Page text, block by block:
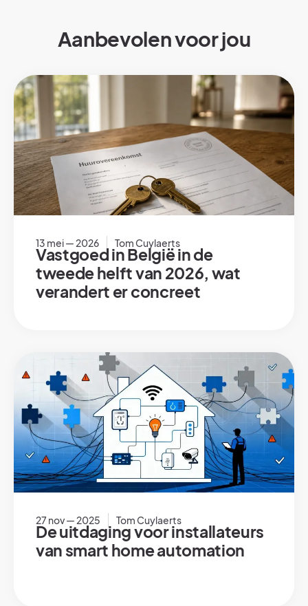
Aanbevolen voor jou
13 mei — 2026 Tom Cuylaerts
Vastgoed in België in de
tweede helft van 2026, wat
verandert er concreet
27 nov — 2025 Tom Cuylaerts
De uitdaging voor installateurs
van smart home automation